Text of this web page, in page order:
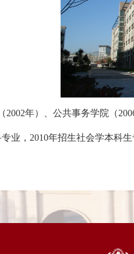
2002年）、公共事务学院（
业，2010年招生社会学本科